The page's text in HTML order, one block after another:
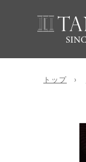
トップ